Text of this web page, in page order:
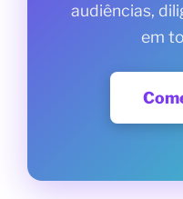
audiências,
em